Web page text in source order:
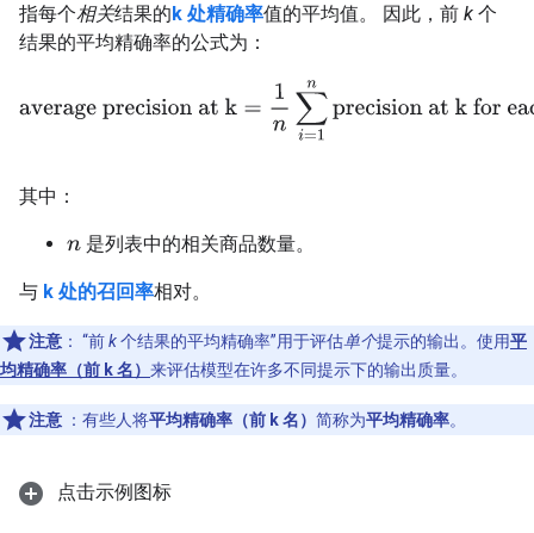
指每个相关结果的k 处精确率值的平均值。 因此，前 k 个
结果的平均精确率的公式为：
1 ∑i=1
其中：
n是列表中的相关商品数量。
与 k 处的召回率相对。
注意 ： “前k个结果的平均精确率”用于评估单个提示的输出。使用平
均精确率（前 k 名） 来评估模型在许多不同提示下的输出质量。
注意 ：有些人将平均精确率（前 k 名） 简称为平均精确率。
点击示例图标